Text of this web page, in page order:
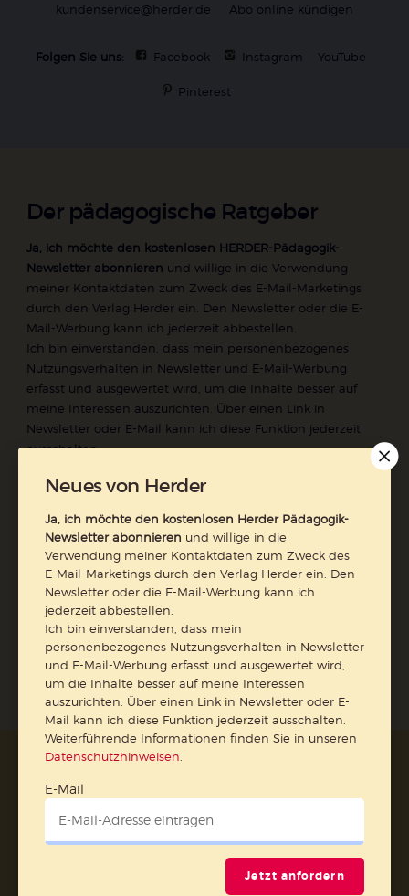
kundenservice@herder.de
Abo online kündigen
Folgen Sie uns: Facebook Instagram YouTube
Pinterest
Der pädagogische Ratgeber
Ja, ich möchte den kostenlosen HERDER-Pädagogik-
Newsletter abonnieren und willige in die Verwendung
meiner Kontaktdaten zum Zweck des E-Mail-Marketings
durch den Verlag Herder ein. Den Newsletter oder die E-
Mail-Werbung kann ich jederzeit abbestellen.
Ich bin einverstanden, dass mein personenbezogenes
Nutzungsverhalten in Newsletter und E-Mail-Werbung
erfasst und ausgewertet wird, um die Inhalte besser auf
meine Interessen auszurichten. Über einen Link in
Newsletter oder E-Mail kann ich diese Funktion jederzeit
ausschalten.
Datenschutzhinweisen.
E-Mail
Vertrag widerrufen
Abo online kündigen
Neues von Herder
Ja, ich möchte den kostenlosen Herder Pädagogik-
Newsletter abonnieren und willige in die
Verwendung meiner Kontaktdaten zum Zweck des
E-Mail-Marketings durch den Verlag Herder ein. Den
Newsletter oder die E-Mail-Werbung kann ich
jederzeit abbestellen.
Ich bin einverstanden, dass mein
personenbezogenes Nutzungsverhalten in Newsletter
und E-Mail-Werbung erfasst und ausgewertet wird,
um die Inhalte besser auf meine Interessen
auszurichten. Über einen Link in Newsletter oder E-
Mail kann ich diese Funktion jederzeit ausschalten.
Weiterführende Informationen finden Sie in unseren
Datenschutzhinweisen
E-Mail
Jetzt anfordern